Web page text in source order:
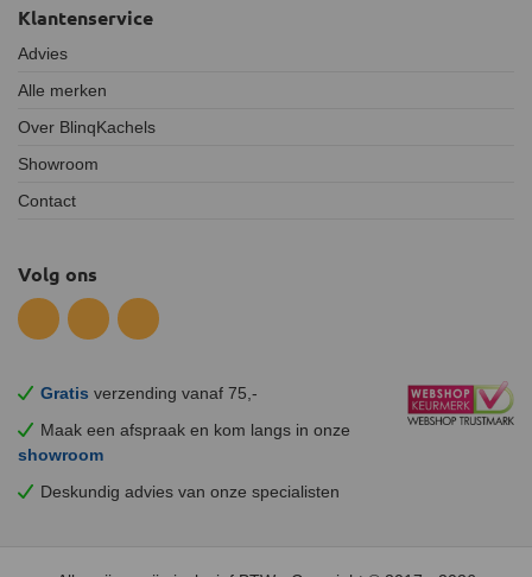
Gratis verzending vanaf 75,-
Maak een afspraak en kom langs in onze
showroom
Deskundig advies van onze specialisten
Klantenservice
Advies
Alle merken
Over BlinqKachels
Showroom
Contact
Volg ons